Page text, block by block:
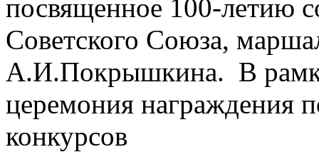
посвященное 100-летию
Советского Союза,
А.И.Покрышкина. В
церемония награждения
конкурсов